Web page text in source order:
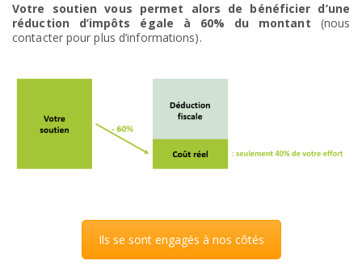
Votre soutien vous permet alors de bénéficier d’une
réduction d’impôts égale à 60% du montant (nous
contacter pour plus d’informations).
Ils se sont engagés à nos côtés